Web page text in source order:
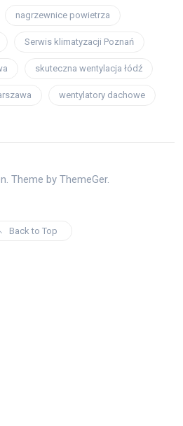
nagrzewnice powietrza
Serwis klimatyzacji Poznań
skuteczna wentylacja łódź
wentylatory dachowe
Theme by ThemeGer.
Back to Top